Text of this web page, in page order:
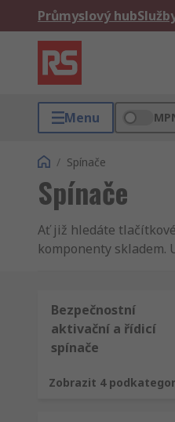
Průmyslový hub
Menu
/ Spínače
Spínače
Ať již hledáte
komponenty skladem.
Bezpečnostní
aktivační a řídicí
spínače
Zobrazit 4